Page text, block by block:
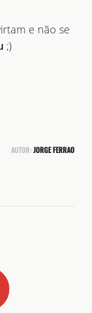
e não se
;)
AUTOR: JORGE FERRAO